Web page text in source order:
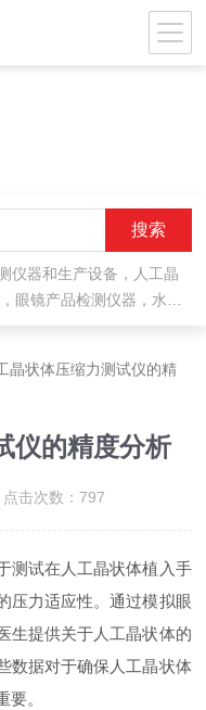
仪器和生产设备，人工晶
眼镜产品检测仪器，水气
晶状体压缩力测试仪的精
仪的精度分析
击次数：797
试在人工晶状体植入手
压力适应性。通过模拟眼
生提供关于人工晶状体的
数据对于确保人工晶状体
。